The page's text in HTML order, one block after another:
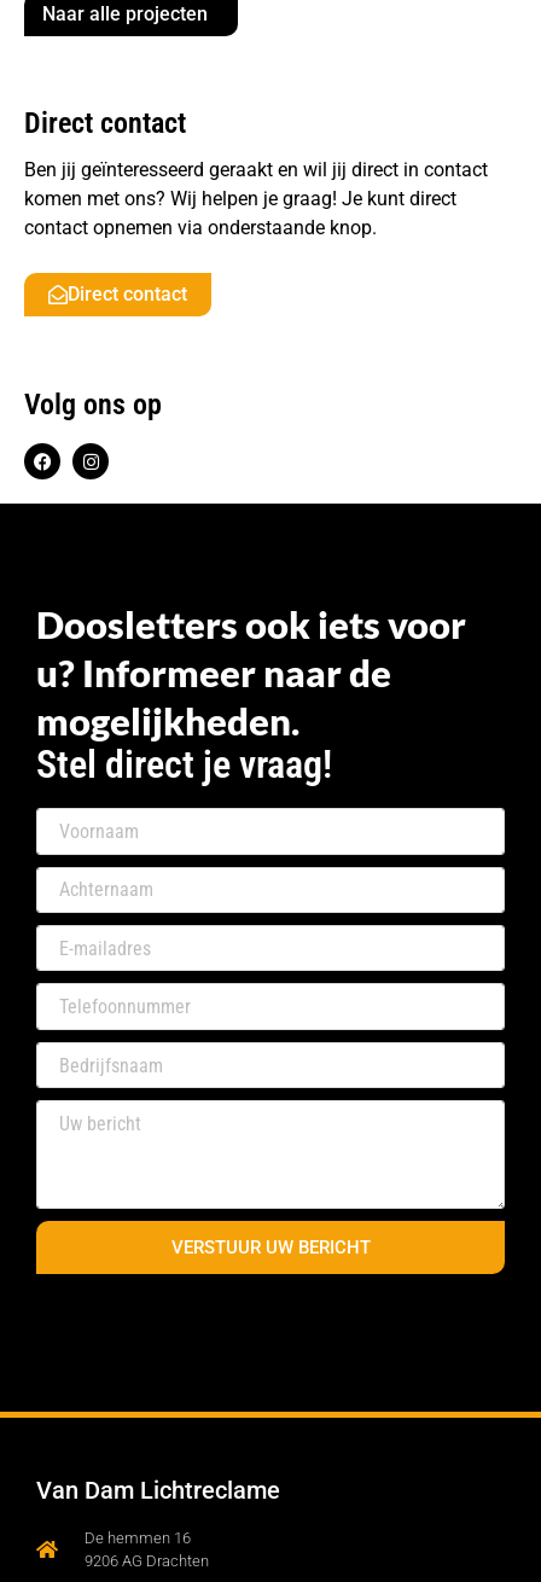
Naar alle projecten
Direct contact
Ben jij geïnteresseerd geraakt en wil jij direct in contact
komen met ons? Wij helpen je graag! Je kunt direct
contact opnemen via onderstaande knop.
Direct contact
Volg ons op
Doosletters ook iets voor
u? Informeer naar de
mogelijkheden.
Stel direct je vraag!
VERSTUUR UW BERICHT
Van Dam Lichtreclame
De hemmen 16
9206 AG Drachten